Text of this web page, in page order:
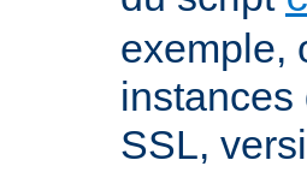
exemple,
instances
SSL,